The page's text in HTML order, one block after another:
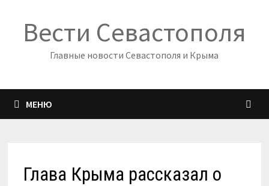
содержимому
Вести Севастополя
Главные новости Севастополя и Крыма
МЕНЮ
Глава Крыма рассказал о